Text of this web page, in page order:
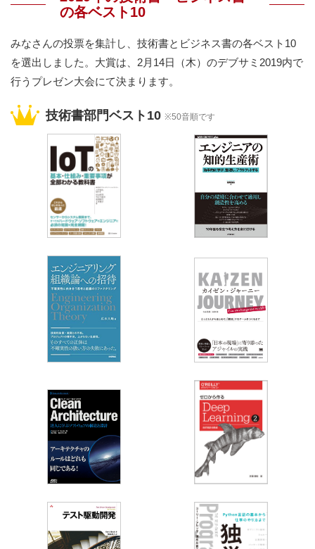
の各ベスト10
みなさんの投票を集計し、技術書とビジネス書の各ベスト10
を選出しました。大賞は、2月14日（木）のデブサミ2019内で
行うプレゼン大会にて決まります。
技術書部門ベスト10 ※50音順です